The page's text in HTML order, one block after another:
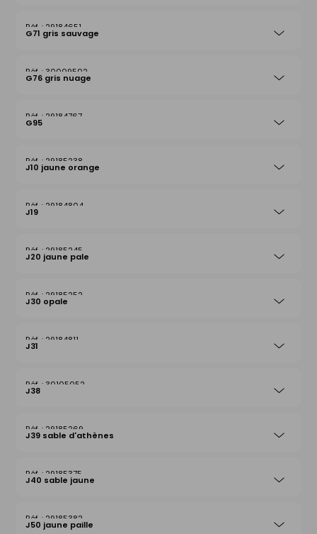
29184651
G71 gris sauvage
30009502
G76 gris nuage
29184767
G95
29185238
J10 jaune orange
29184804
J19
29185245
J20 jaune pale
29185252
J30 opale
29184811
J31
30105052
J38
29185269
J39 sable d'athènes
29185375
J40 sable jaune
29185382
J50 jaune paille